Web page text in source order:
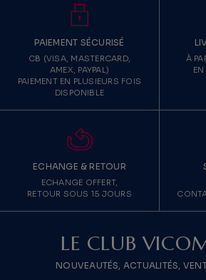
PAIEMENT SÉCURISÉ
CB (VISA, MASTERCARD,
AMEX, PAYPAL)
PAIEMENT EN PLUSIEURS FOIS
DISPONIBLE
À
ECHANGE & RETOUR
ECHANGE OFFERT,
RETOUR SOUS 15 JOURS
LE CLUB
NOUVEAUTÉS, ACTUALITÉS,